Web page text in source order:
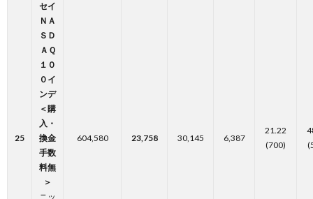
25
セイ
ＮＡ
ＳＤ
ＡＱ
１０
０イ
ンデ
＜購
入・
換金
手数
料無
＞
ニッ
604,580 23,758 30,145 6,387
21.22
(700)